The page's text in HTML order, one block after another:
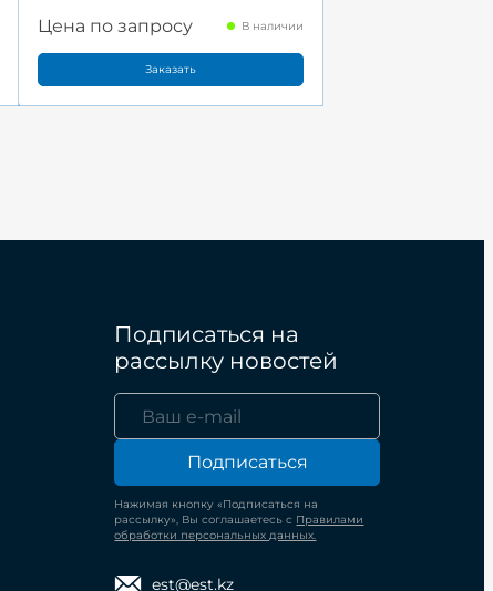
Цена по запросу В наличии
Заказать
Подписаться на
рассылку новостей
Подписаться
Нажимая кнопку «Подписаться на
рассылку», Вы соглашаетесь с Правилами
обработки персональных данных.
est@est.kz